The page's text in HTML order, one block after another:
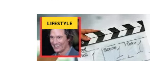
LIFESTYLE